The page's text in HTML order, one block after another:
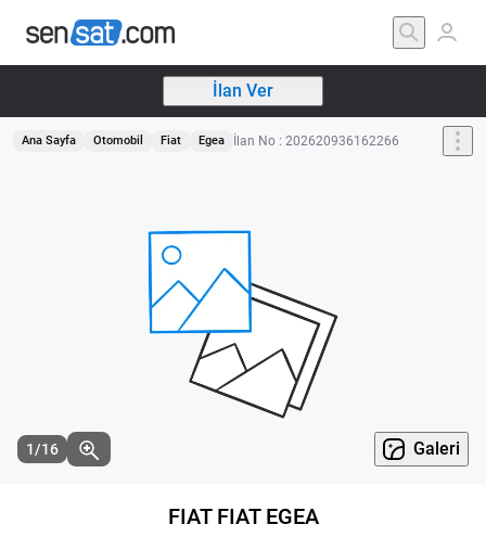
İlan Ver
Ana Sayfa Otomobil Fiat Egea İlan No : 202620936162266
1/16 Galeri
FIAT FIAT EGEA